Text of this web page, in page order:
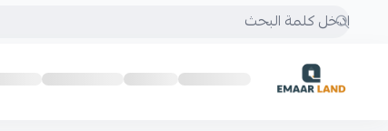
إعمار لاند